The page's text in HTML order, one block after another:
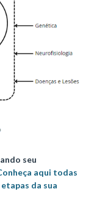
seu
aqui todas
da sua